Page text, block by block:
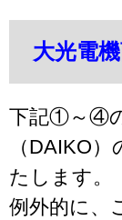
大光電
下記①～④
（DAIKO
たします。
例外的に、